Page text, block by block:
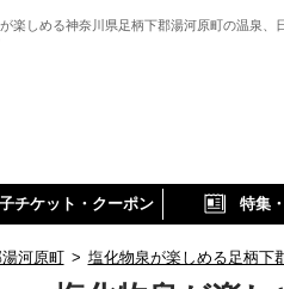
楽しめる神奈川県足柄下郡湯河原町の温泉、
チケット・クーポン 特集
河原町 > 塩化物泉が楽しめる足柄下